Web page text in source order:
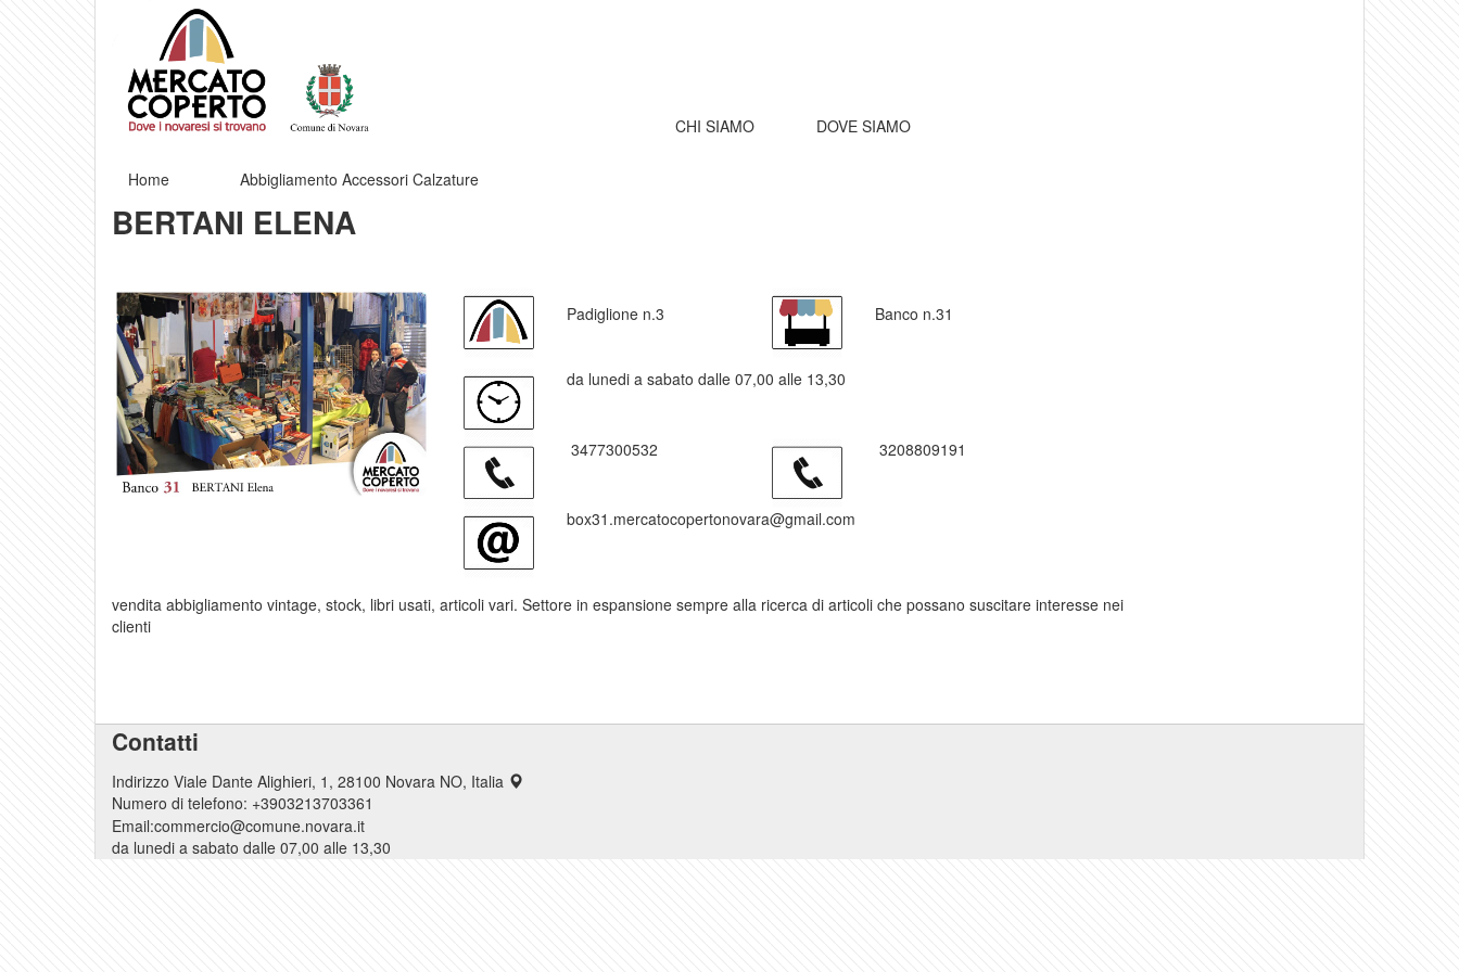
CHI SIAMO DOVE SIAMO
Home Abbigliamento Accessori Calzature
BERTANI ELENA
Padiglione n.3 Banco n.31
da lunedi a sabato dalle 07,00 alle 13,30
3477300532 3208809191
box31.mercatocopertonovara@gmail.com
vendita abbigliamento vintage, stock, libri usati, articoli vari. Settore in espansione sempre alla ricerca di articoli che possano suscitare interesse nei
clienti
Contatti
Indirizzo Viale Dante Alighieri, 1, 28100 Novara NO, Italia
Numero di telefono: +3903213703361
Email:commercio@comune.novara.it
da lunedi a sabato dalle 07,00 alle 13,30